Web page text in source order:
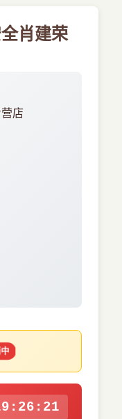
肖建荣
店